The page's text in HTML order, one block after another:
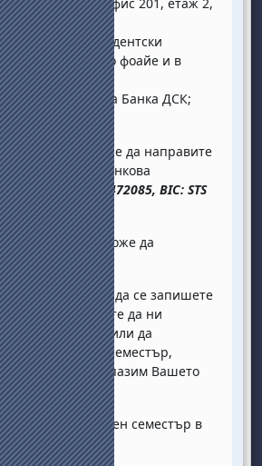
София;
– в Студентски
1, централно фоайе и в
– в офисите на Банка ДСК;
банков път може да направите
банка ДСК по банкова
12STSA93000021472085, BIC: STS
заплащането може да
банков път.
възможност да се запишете
не се колебайте да ни
Ако сте решили да
си този семестър,
за да запазим Вашето
и ползотворен семестър в